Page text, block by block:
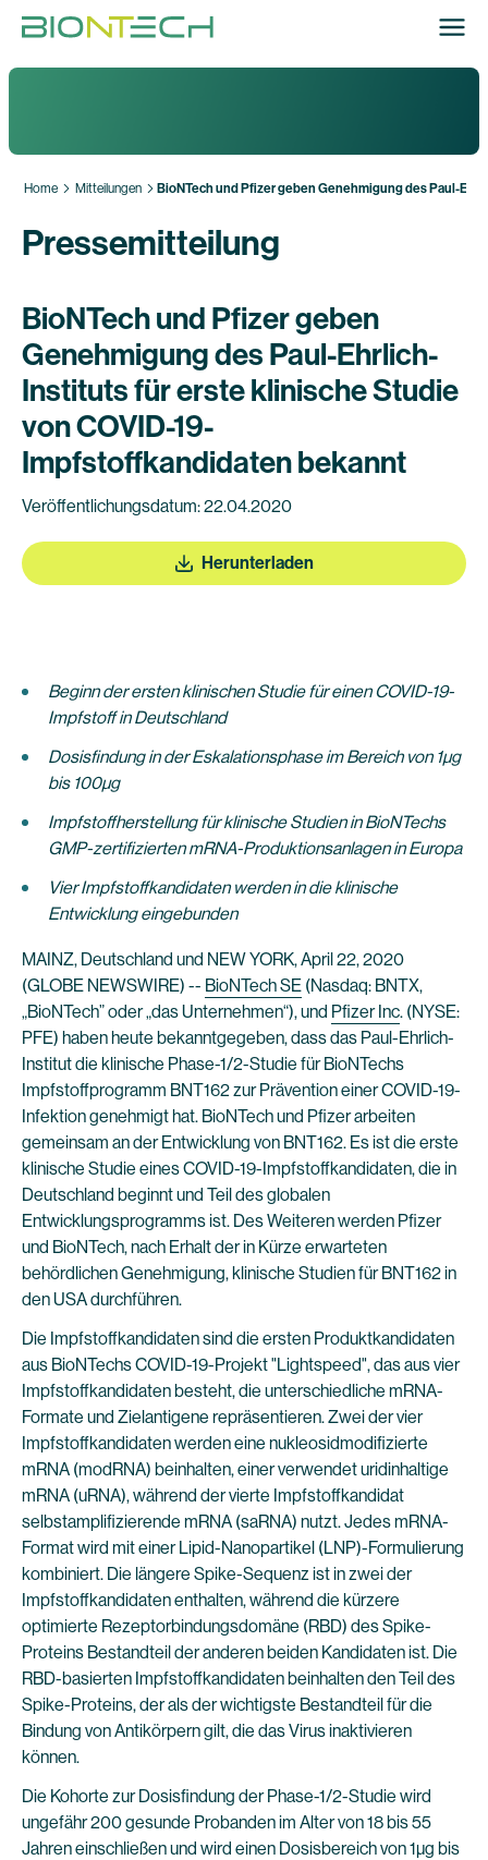
Home Mitteilungen BioNTech und Pfizer geben Genehmigung des Paul-
Pressemitteilung
BioNTech und Pfizer geben
Genehmigung des Paul-Ehrlich-
Instituts für erste klinische Studie
von COVID-19-
Impfstoffkandidaten bekannt
Veröffentlichungsdatum: 22.04.2020
Herunterladen
Beginn der ersten klinischen Studie für einen COVID-19-
Impfstoff in Deutschland
Dosisfindung in der Eskalationsphase im Bereich von 1µg
bis 100µg
Impfstoffherstellung für klinische Studien in BioNTechs
GMP-zertifizierten mRNA-Produktionsanlagen in Europa
Vier Impfstoffkandidaten werden in die klinische
Entwicklung eingebunden
MAINZ, Deutschland und NEW YORK, April 22, 2020
(GLOBE NEWSWIRE) -- BioNTech SE (Nasdaq: BNTX,
„BioNTech” oder „das Unternehmen“), und Pfizer Inc. (NYSE:
PFE) haben heute bekanntgegeben, dass das Paul-Ehrlich-
Institut die klinische Phase-1/2-Studie für BioNTechs
Impfstoffprogramm BNT162 zur Prävention einer COVID-19-
Infektion genehmigt hat. BioNTech und Pfizer arbeiten
gemeinsam an der Entwicklung von BNT162. Es ist die erste
klinische Studie eines COVID-19-Impfstoffkandidaten, die in
Deutschland beginnt und Teil des globalen
Entwicklungsprogramms ist. Des Weiteren werden Pfizer
und BioNTech, nach Erhalt der in Kürze erwarteten
behördlichen Genehmigung, klinische Studien für BNT162 in
den USA durchführen.
Die Impfstoffkandidaten sind die ersten Produktkandidaten
aus BioNTechs COVID-19-Projekt "Lightspeed", das aus vier
Impfstoffkandidaten besteht, die unterschiedliche mRNA-
Formate und Zielantigene repräsentieren. Zwei der vier
Impfstoffkandidaten werden eine nukleosidmodifizierte
mRNA (modRNA) beinhalten, einer verwendet uridinhaltige
mRNA (uRNA), während der vierte Impfstoffkandidat
selbstamplifizierende mRNA (saRNA) nutzt. Jedes mRNA-
Format wird mit einer Lipid-Nanopartikel (LNP)-Formulierung
kombiniert. Die längere Spike-Sequenz ist in zwei der
Impfstoffkandidaten enthalten, während die kürzere
optimierte Rezeptorbindungsdomäne (RBD) des Spike-
Proteins Bestandteil der anderen beiden Kandidaten ist. Die
RBD-basierten Impfstoffkandidaten beinhalten den Teil des
Spike-Proteins, der als der wichtigste Bestandteil für die
Bindung von Antikörpern gilt, die das Virus inaktivieren
können.
Die Kohorte zur Dosisfindung der Phase-1/2-Studie wird
ungefähr 200 gesunde Probanden im Alter von 18 bis 55
Jahren einschließen und wird einen Dosisbereich von 1µg bis